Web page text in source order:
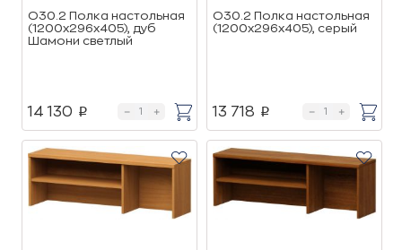
О30.2 Полка настольная
(1200х296х405), дуб
Шамони светлый
14 130 p
О30.2 Полка настольная
(1200х296х405), серый
13 718 p